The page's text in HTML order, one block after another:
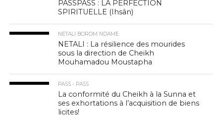
PASSPASS : LA PERFECTION
SPIRITUELLE (Ihsân)
NETALI BOROM NDAME
NETALI : La résilience des mourides
sous la direction de Cheikh
Mouhamadou Moustapha
PASS - PASS
La conformité du Cheikh à la Sunna et
ses exhortations à l’acquisition de biens
licites!